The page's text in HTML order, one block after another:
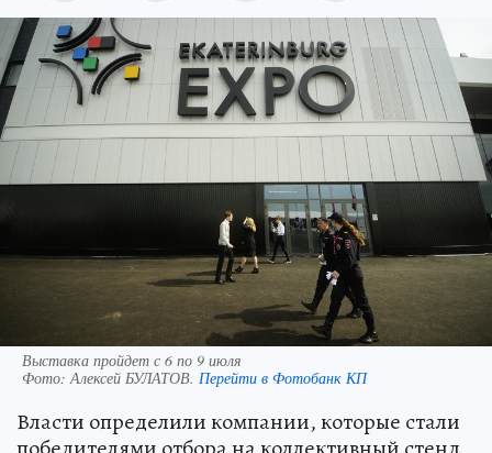
Выставка пройдет с 6 по 9 июля
Фото:Алексей БУЛАТОВ. Перейти в Фотобанк КП
Власти определили компании, которые стали